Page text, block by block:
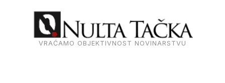
VRAĆAMO OBJEKTIVNOST NOVINARSTVU